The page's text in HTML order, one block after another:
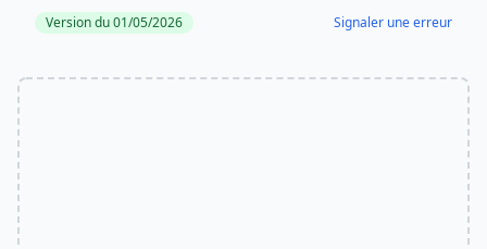
Version du 01/05/2026 Signaler une erreur